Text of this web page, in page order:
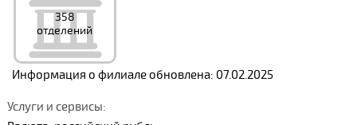
358
отделений
Информация о филиале обновлена: 07.02.2025
Услуги и сервисы: